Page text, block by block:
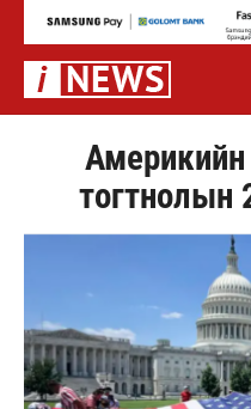
Америкийн
тогтнолын